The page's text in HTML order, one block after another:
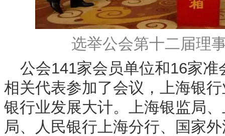
选举公会第十二届理
公会141家会员单位和16家
相关代表参加了会议，上海银
银行业发展大计。上海银监局
局、人民银行上海分行、国家